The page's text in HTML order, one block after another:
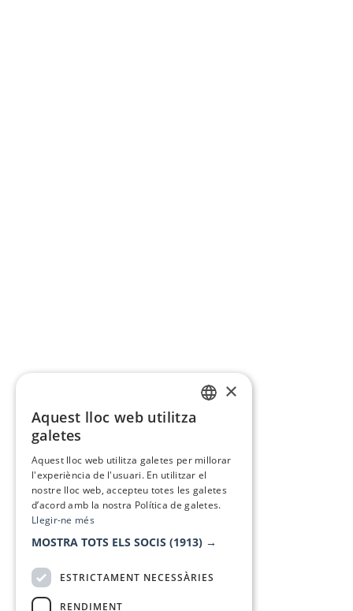
×
Aquest lloc web utilitza
galetes
Aquest lloc web utilitza galetes per millorar
l'experiència de l'usuari. En utilitzar el
nostre lloc web, accepteu totes les galetes
d’acord amb la nostra Política de galetes.
Llegir-ne més
MOSTRA TOTS ELS SOCIS (1913) →
ESTRICTAMENT NECESSÀRIES
RENDIMENT